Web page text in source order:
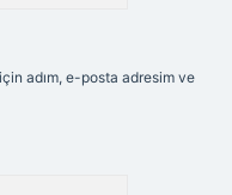
adım, e-posta adresim ve